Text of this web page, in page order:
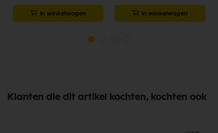
In winkelwagen In winkelwagen
Klanten die dit artikel kochten, kochten ook